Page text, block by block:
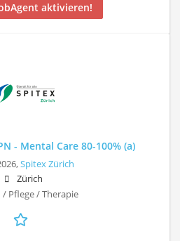
aktivieren!
- Mental Care 80-100% (a)
Spitex Zürich
Zürich
/ Pflege / Therapie